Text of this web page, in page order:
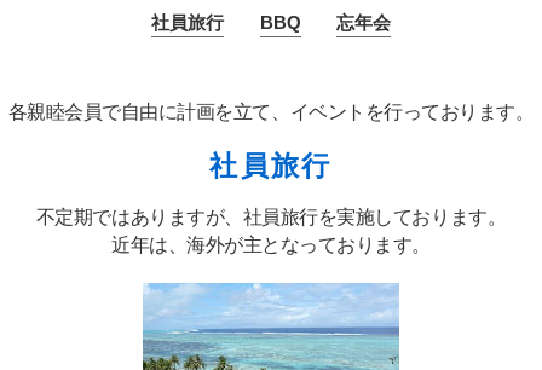
社員旅行 BBQ 忘年会
各親睦会員で自由に計画を立て、イベントを行っております。
社員旅行
不定期ではありますが、社員旅行を実施しております。
近年は、海外が主となっております。